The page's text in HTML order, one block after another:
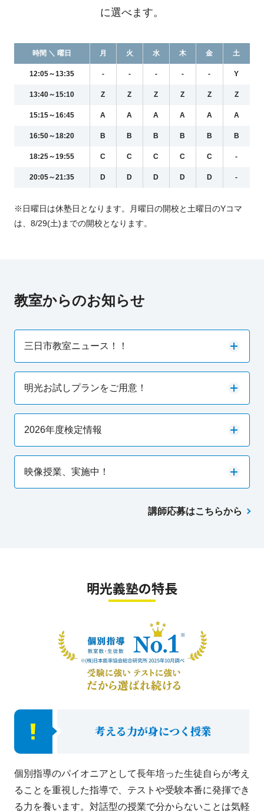
に選べます。
時間 ＼ 曜日 月 火 水 木 金 土
12:05～13:35 - - - - - Y
13:40～15:10 Z Z Z Z Z Z
15:15～16:45 A A A A A A
16:50～18:20 B B B B B B
18:25～19:55 C C C C C -
20:05～21:35 D D D D D -
※日曜日は休塾日となります。月曜日の開校と土曜日のYコマ
は、8/29(土)までの開校となります。
教室からのお知らせ
三日市教室ニュース！！
明光お試しプランをご用意！
2026年度検定情報
映像授業、実施中！
講師応募はこちらから
明光義塾の特長
考える力が身につく授業
個別指導のパイオニアとして長年培った生徒自らが考え
ることを重視した指導で、テストや受験本番に発揮でき
る力を養います。対話型の授業で分からないことは気軽